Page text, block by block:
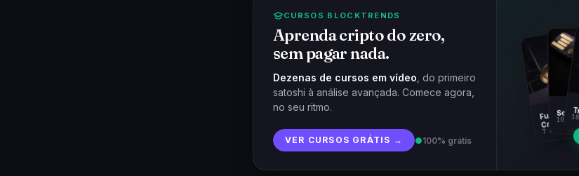
CURSOS BLOCKTRENDS
Aprenda cripto do zero,
sem pagar nada.
Dezenas de cursos em vídeo , do primeiro
satoshi à análise avançada. Comece agora,
no seu ritmo.
VER CURSOS GRÁTIS → ●100% grátis
Cripto
7 cursos
10